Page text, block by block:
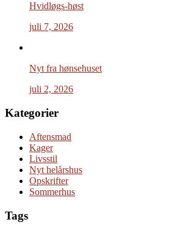
Hvidløgs-høst
juli 7, 2026
Nyt fra hønsehuset
juli 2, 2026
Kategorier
Aftensmad
Kager
Livsstil
Nyt helårshus
Opskrifter
Sommerhus
Tags